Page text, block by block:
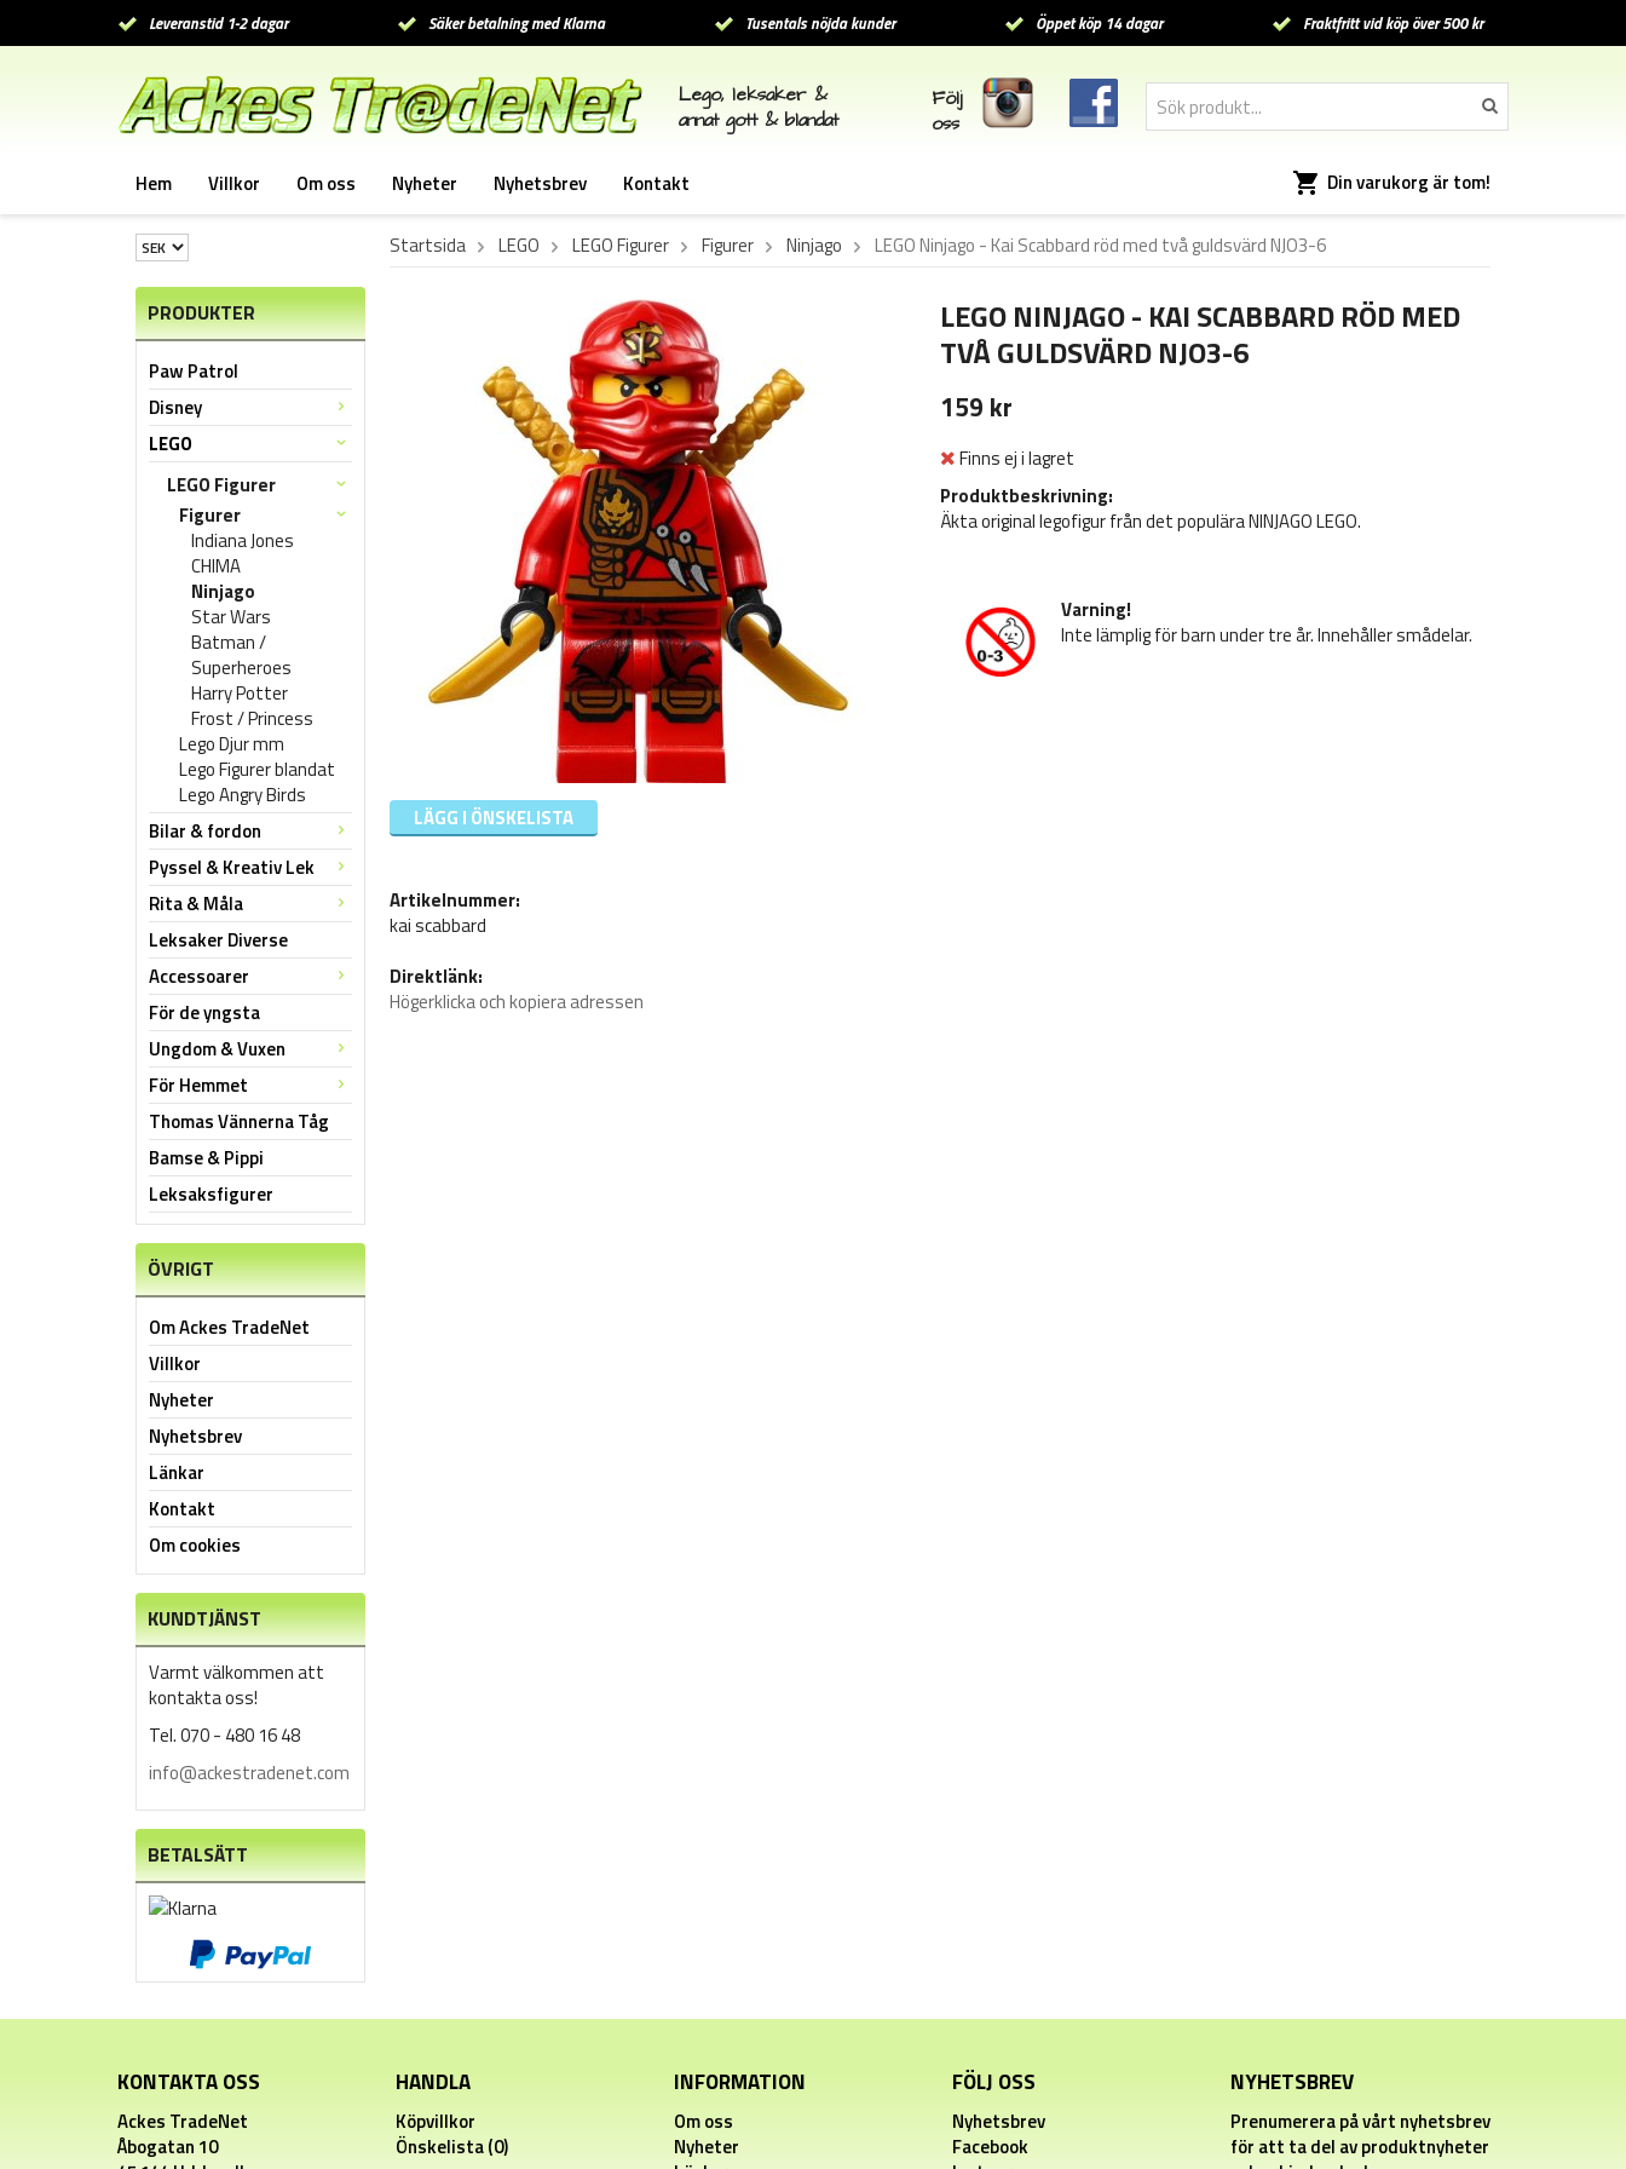
Leveranstid 1-2 dagar Säker betalning med Klarna Tusentals nöjda kunder Öppet köp 14 dagar Fraktfritt vid köp över 500 kr
Lego, leksaker &
annat gott & blandat
Följ
oss
Hem Villkor Om oss Nyheter Nyhetsbrev Kontakt Din varukorg är tom!
PRODUKTER
Paw Patrol
Disney
LEGO
LEGO Figurer
Figurer
Indiana Jones
CHIMA
Ninjago
Star Wars
Batman /
Superheroes
Harry Potter
Frost / Princess
Lego Djur mm
Lego Figurer blandat
Lego Angry Birds
Bilar & fordon
Pyssel & Kreativ Lek
Rita & Måla
Leksaker Diverse
Accessoarer
För de yngsta
Ungdom & Vuxen
För Hemmet
Thomas Vännerna Tåg
Bamse & Pippi
Leksaksfigurer
ÖVRIGT
Om Ackes TradeNet
Villkor
Nyheter
Nyhetsbrev
Länkar
Kontakt
Om cookies
KUNDTJÄNST
Varmt välkommen att
kontakta oss!
Tel. 070 - 480 16 48
info@ackestradenet.com
BETALSÄTT
Startsida LEGO LEGO Figurer Figurer Ninjago LEGO Ninjago - Kai Scabbard röd med två guldsvärd NJO3-6
LEGO NINJAGO - KAI SCABBARD RÖD MED
TVÅ GULDSVÄRD NJO3-6
159 kr
Finns ej i lagret
Produktbeskrivning:
Äkta original legofigur från det populära NINJAGO LEGO.
Varning!
Inte lämplig för barn under tre år. Innehåller smådelar.
LÄGG I ÖNSKELISTA
Artikelnummer:
kai scabbard
Direktlänk:
Högerklicka och kopiera adressen
KONTAKTA OSS
Ackes TradeNet
Åbogatan 10
HANDLA
Köpvillkor
Önskelista (0)
INFORMATION
Om oss
Nyheter
FÖLJ OSS
Nyhetsbrev
Facebook
NYHETSBREV
Prenumerera på vårt nyhetsbrev
för att ta del av produktnyheter